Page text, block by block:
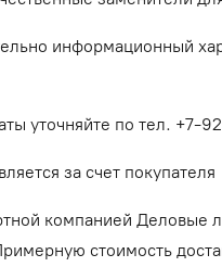
информационный
уточняйте по тел. +7-
за счет покупателя
компанией
стоимость